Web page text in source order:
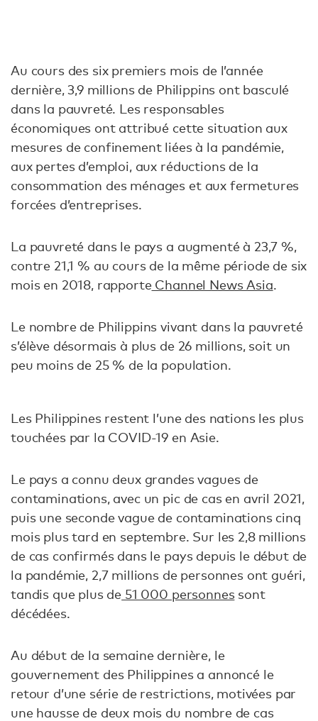
Au cours des six premiers mois de l’année
dernière, 3,9 millions de Philippins ont basculé
dans la pauvreté. Les responsables
économiques ont attribué cette situation aux
mesures de confinement liées à la pandémie,
aux pertes d’emploi, aux réductions de la
consommation des ménages et aux fermetures
forcées d’entreprises.
La pauvreté dans le pays a augmenté à 23,7 %,
contre 21,1 % au cours de la même période de six
mois en 2018, rapporteChannel News Asia.
Le nombre de Philippins vivant dans la pauvreté
s’élève désormais à plus de 26 millions, soit un
peu moins de 25 % de la population.
Les Philippines restent l’une des nations les plus
touchées par la COVID-19 en Asie.
Le pays a connu deux grandes vagues de
contaminations, avec un pic de cas en avril 2021,
puis une seconde vague de contaminations cinq
mois plus tard en septembre. Sur les 2,8 millions
de cas confirmés dans le pays depuis le début de
la pandémie, 2,7 millions de personnes ont guéri,
tandis que plus de 51 000 personnessont
décédées.
Au début de la semaine dernière, le
gouvernement des Philippines a annoncé le
retour d’une série de restrictions, motivées par
une hausse de deux mois du nombre de cas